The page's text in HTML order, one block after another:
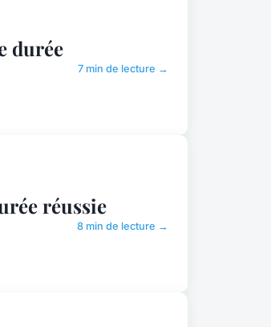
durée
7 min de lecture →
réussie
8 min de lecture →